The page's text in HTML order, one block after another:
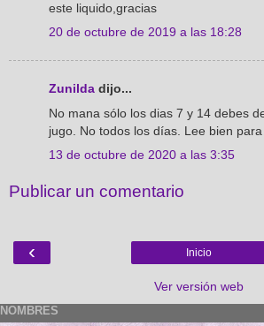
este liquido,gracias
20 de octubre de 2019 a las 18:28
Zunilda dijo...
No mana sólo los dias 7 y 14 debes
jugo. No todos los días. Lee bien
13 de octubre de 2020 a las 3:35
Publicar un comentario
‹ Inicio
Ver versión web
NOMBRES